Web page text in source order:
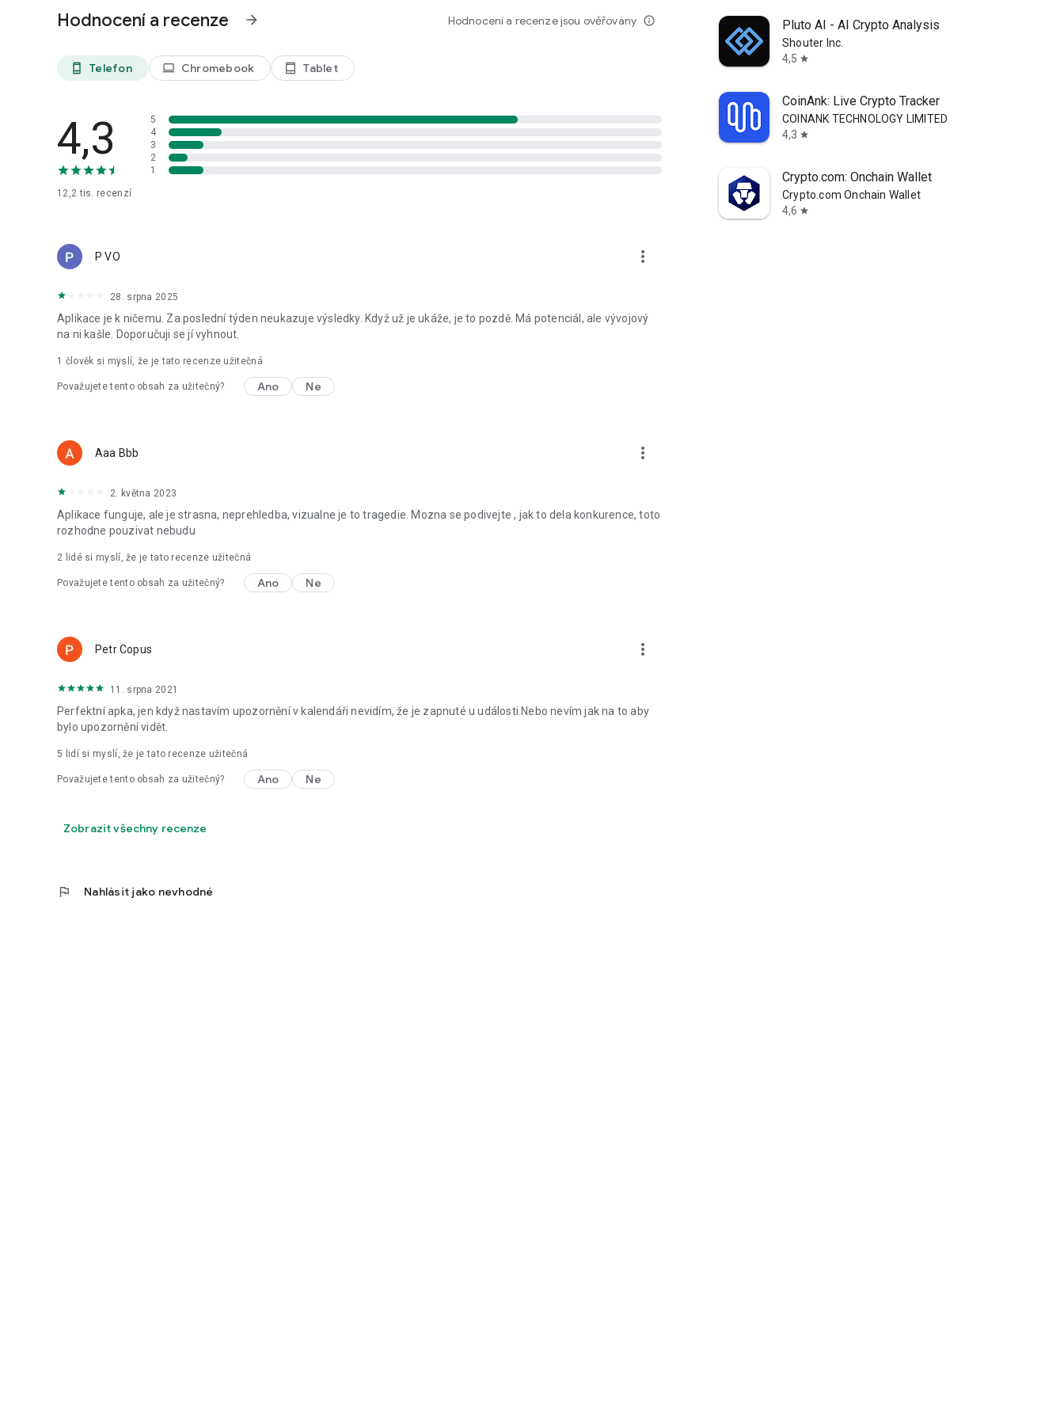
Hodnocení a recenze arrow_forward Hodnocení a recenze jsou ověřovány info_outline
phone_android Telefon laptop Chromebook tablet_android Tablet
4,3
12,2 tis. recenzí
5
4
3
2
1
P VO more_vert
28. srpna 2025
Aplikace je k ničemu. Za poslední týden neukazuje výsledky. Když už je ukáže, je to pozdě. Má potenciál, ale vývojový
na ni kašle. Doporučuji se jí vyhnout.
1 člověk si myslí, že je tato recenze užitečná
Považujete tento obsah za užitečný? Ano Ne
Aaa Bbb more_vert
2. května 2023
Aplikace funguje, ale je strasna, neprehledba, vizualne je to tragedie. Mozna se podivejte , jak to dela konkurence, toto
rozhodne pouzivat nebudu
2 lidé si myslí, že je tato recenze užitečná
Považujete tento obsah za užitečný? Ano Ne
Petr Copus more_vert
11. srpna 2021
Perfektní apka, jen když nastavím upozornění v kalendáři nevidím, že je zapnuté u události.Nebo nevím jak na to aby
bylo upozornění vidět.
5 lidí si myslí, že je tato recenze užitečná
Považujete tento obsah za užitečný? Ano Ne
Zobrazit všechny recenze
flag Nahlásit jako nevhodné
Pluto AI - AI Crypto Analysis
Shouter Inc.
4,5 star
CoinAnk: Live Crypto Tracker
COINANK TECHNOLOGY LIMITED
4,3 star
Crypto.com: Onchain Wallet
Crypto.com Onchain Wallet
4,6 star